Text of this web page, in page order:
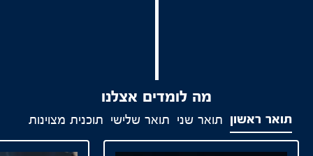
מה לומדים אצלנו
תואר ראשון תואר שני תואר שלישי תוכנית מצוינות